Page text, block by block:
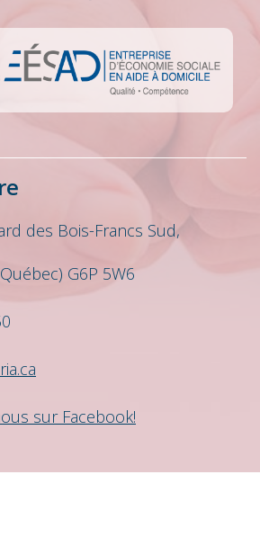
des Bois-Francs Sud,
G6P 5W6
sur Facebook!